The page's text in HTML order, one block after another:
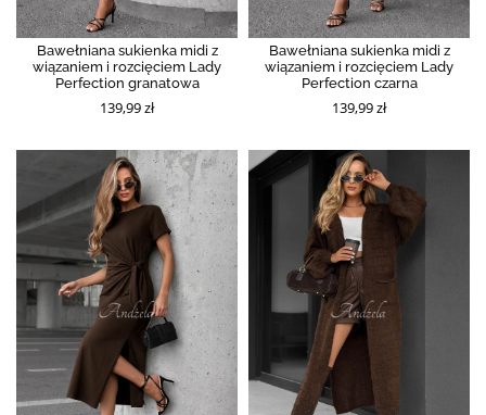
Bawełniana sukienka midi z
wiązaniem i rozcięciem Lady
Perfection granatowa
139,99 zł
Bawełniana sukienka midi z
wiązaniem i rozcięciem Lady
Perfection czarna
139,99 zł